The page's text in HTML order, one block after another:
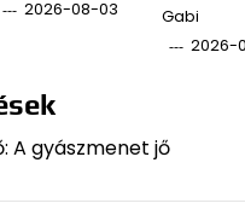
2026-08-03
Gabi
2026-
A gyászmenet jő